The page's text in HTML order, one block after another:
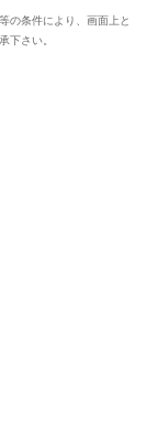
の条件により、画面上と
下さい。